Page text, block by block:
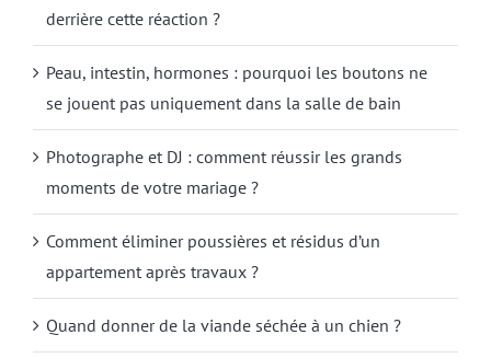
derrière cette réaction ?
Peau, intestin, hormones : pourquoi les boutons ne
se jouent pas uniquement dans la salle de bain
Photographe et DJ : comment réussir les grands
moments de votre mariage ?
Comment éliminer poussières et résidus d’un
appartement après travaux ?
Quand donner de la viande séchée à un chien ?